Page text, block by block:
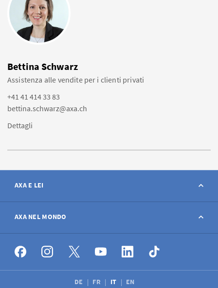
Bettina Schwarz
Assistenza alle vendite per i clienti privati
+41 41 414 33 83
bettina.schwarz@axa.ch
Dettagli
AXA E LEI
Contatto
Avviso sinistro
Offerte di lavoro
AXA NEL MONDO
AXA nel mondo
DE FR IT EN